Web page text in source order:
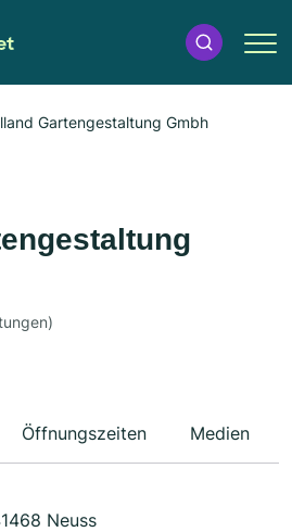
Gartengestaltung Gmbh
Öffnungszeiten Medien
Neuss